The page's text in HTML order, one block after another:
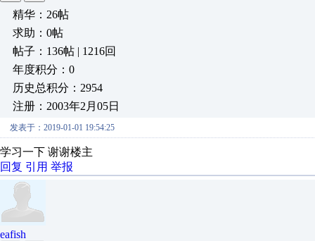
精华：26帖
求助：0帖
帖子：136帖 | 1216回
年度积分：0
历史总积分：2954
注册：2003年2月05日
发表于：2019-01-01 19:54:25
学习一下 谢谢楼主
回复 引用 举报
eafish